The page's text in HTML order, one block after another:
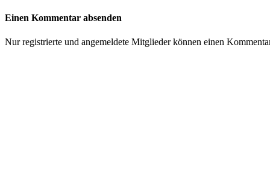
Einen Kommentar absenden
Nur registrierte und angemeldete Mitglieder können einen